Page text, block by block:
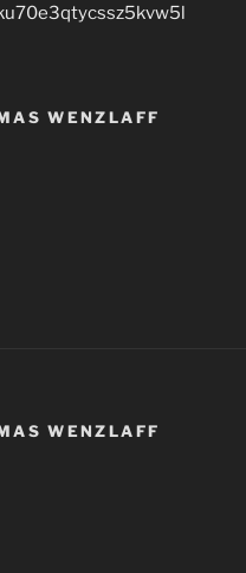
WENZLAFF
WENZLAFF